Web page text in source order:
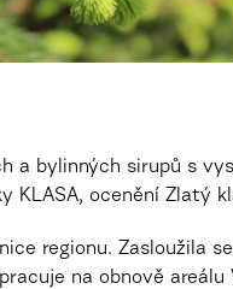
a bylinných sirupů s
KLASA, ocenění Zlatý
regionu. Zasloužila
na obnově areálu